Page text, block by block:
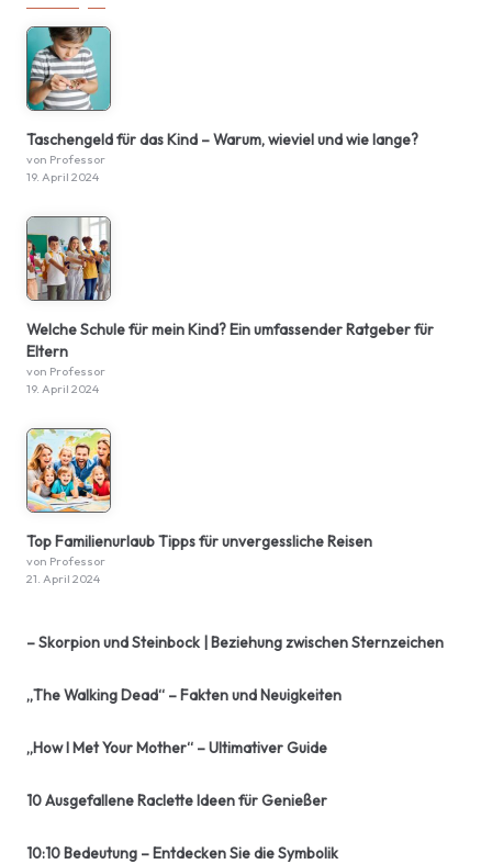
Taschengeld für das Kind – Warum, wieviel und wie lange?
von Professor
19. April 2024
Welche Schule für mein Kind? Ein umfassender Ratgeber für
Eltern
von Professor
19. April 2024
Top Familienurlaub Tipps für unvergessliche Reisen
von Professor
21. April 2024
– Skorpion und Steinbock | Beziehung zwischen Sternzeichen
„The Walking Dead“ – Fakten und Neuigkeiten
„How I Met Your Mother“ – Ultimativer Guide
10 Ausgefallene Raclette Ideen für Genießer
10:10 Bedeutung – Entdecken Sie die Symbolik